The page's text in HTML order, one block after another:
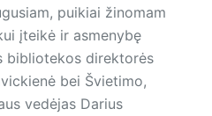
puikiai žinomam
įteikė ir asmenybę
bibliotekos direktorės
bei Švietimo,
vedėjas Darius